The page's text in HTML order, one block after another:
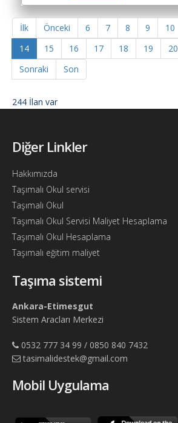
İlk Önceki 6 7 8 9 10
14
15 16 17 18 19 20
Sonraki
Son
244 İlan var
Diğer Linkler
Hakkımızda
Taşımalı Okul servisi
Taşımalı Okul
Taşımalı Okul Servisi Maliyet Hesaplama
Taşımalı Okul Hesaplama
Taşımalı eğitim maliyet
Taşıma sistemi
Ankara-Etimesgut
Sistem Aracları Merkezi
0532 777 34 99 / 0850 840 7432
tasimalidestek@gmail.com
Mobil Uygulama